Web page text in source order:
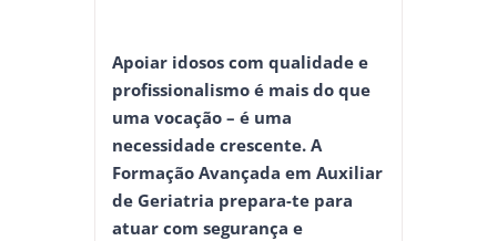
Apoiar idosos com qualidade e
profissionalismo é mais do que
uma vocação – é uma
necessidade crescente. A
Formação Avançada em Auxiliar
de Geriatria prepara-te para
atuar com segurança e